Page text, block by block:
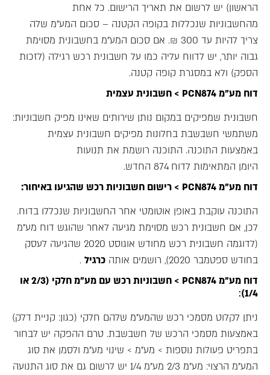
הראשון) יש לרשום את תאריך הרישום. כל אחת
מהחשבוניות שנכללות בקופה הקטנה – סכום המע"מ שלה
צריך להיות עד 300 ₪. אם סכום המע"מ בחשבונית מסוימת
גבוה יותר, יש לדווח עליה כמו על חשבונית רכש רגילה (לזכות
הספק) ולא במסגרת קופה קטנה.
דוח מע"מ PCN874 > חשבונית עצמית
חשבונית שמפיקים במקום נותן שירותים שאינו מפיק חשבוניות:
משתמשי חשבשבת בחלונות מפיקים חשבונית עצמית
באמצעות התוכנה. התוכנה רושמת את תנועות
היומן המתאימות לדוח 874 החדש.
דוח מע"מ PCN874 > רישום חשבוניות רכש שהגיעו באיחור:
התוכנה עוקבת באופן אוטומטי אחר החשבוניות שנכללו בדוח.
לכן, אם חשבונית רכש מסוימת מגיעה לאחר שהוגש דוח מע"מ
(לדוגמה חשבונית רכש מחודש אוגוסט 2020 שהגיעה לעסק
בחודש ספטמבר 2020), רושמים אותה
כרגיל .
דוח מע"מ PCN874 > חשבוניות רכש עם מע"מ חלקי (2/3 או
1/4)
:
ניתן לקלוט מסמכי רכש שהמע"מ שלהם חלקי (כגון: קניית דלק)
באמצעות מסמכי הרכש של חשבשבת. טרם ההפקה יש לבחור
בתפריט פעולות נוספות > מע"מ > שינוי מע"מ ולסמן את סוג
המע"מ הרצוי: מע"מ 2/3 מע"מ 1/4 יש לרשום גם את סוג התנועה